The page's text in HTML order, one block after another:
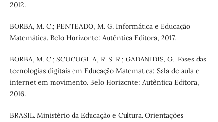
2012.
BORBA, M. C.; PENTEADO, M. G. Informática e Educação
Matemática. Belo Horizonte: Autêntica Editora, 2017.
BORBA, M. C.; SCUCUGLIA, R. S. R.; GADANIDIS, G.. Fases das
tecnologias digitais em Educação Matematica: Sala de aula e
internet em movimento. Belo Horizonte: Autêntica Editora,
2016.
BRASIL. Ministério da Educação e Cultura. Orientações